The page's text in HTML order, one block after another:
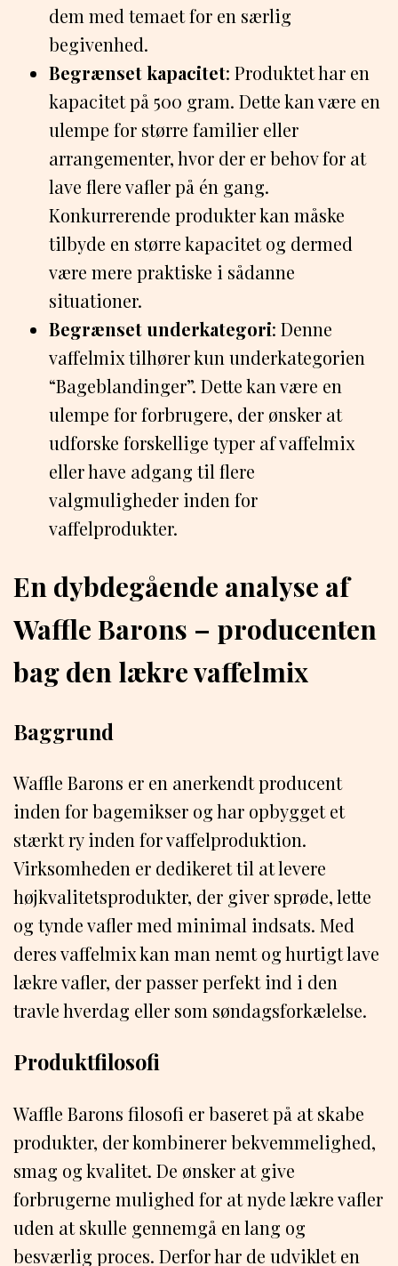
dem med temaet for en særlig
begivenhed.
Begrænset kapacitet: Produktet har en
kapacitet på 500 gram. Dette kan være en
ulempe for større familier eller
arrangementer, hvor der er behov for at
lave flere vafler på én gang.
Konkurrerende produkter kan måske
tilbyde en større kapacitet og dermed
være mere praktiske i sådanne
situationer.
Begrænset underkategori: Denne
vaffelmix tilhører kun underkategorien
“Bageblandinger”. Dette kan være en
ulempe for forbrugere, der ønsker at
udforske forskellige typer af vaffelmix
eller have adgang til flere
valgmuligheder inden for
vaffelprodukter.
En dybdegående analyse af
Waffle Barons – producenten
bag den lækre vaffelmix
Baggrund
Waffle Barons er en anerkendt producent
inden for bagemikser og har opbygget et
stærkt ry inden for vaffelproduktion.
Virksomheden er dedikeret til at levere
højkvalitetsprodukter, der giver sprøde, lette
og tynde vafler med minimal indsats. Med
deres vaffelmix kan man nemt og hurtigt lave
lækre vafler, der passer perfekt ind i den
travle hverdag eller som søndagsforkælelse.
Produktfilosofi
Waffle Barons filosofi er baseret på at skabe
produkter, der kombinerer bekvemmelighed,
smag og kvalitet. De ønsker at give
forbrugerne mulighed for at nyde lækre vafler
uden at skulle gennemgå en lang og
besværlig proces. Derfor har de udviklet en